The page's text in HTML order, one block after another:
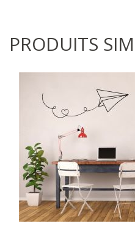
PRODUITS